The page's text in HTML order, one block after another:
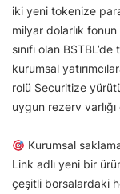
iki yeni tokenize
milyar dolarlık
sınıfı olan
kurumsal
rolü Securitize
uygun rezerv
Kurumsal
Link adlı yeni bir
çeşitli borsalardaki